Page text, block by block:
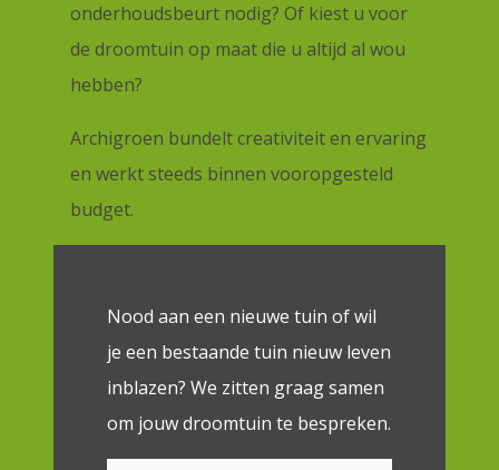
onderhoudsbeurt nodig? Of kiest u voor
de droomtuin op maat die u altijd al wou
hebben?
Archigroen bundelt creativiteit en ervaring
en werkt steeds binnen vooropgesteld
budget.
Nood aan een nieuwe tuin of wil
je een bestaande tuin nieuw leven
inblazen? We zitten graag samen
om jouw droomtuin te bespreken.